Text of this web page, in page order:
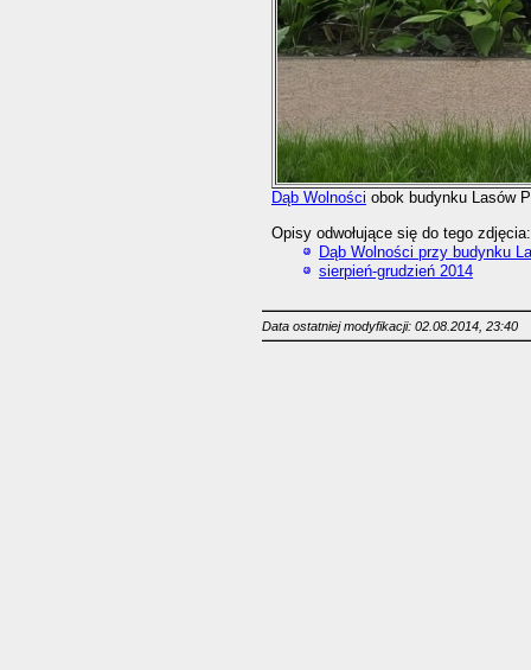
Dąb Wolności obok budynku Lasów
Opisy odwołujące się do tego zdjęcia:
Dąb Wolności przy budynku
sierpień-grudzień 2014
Data ostatniej modyfikacji: 02.08.2014, 23:40